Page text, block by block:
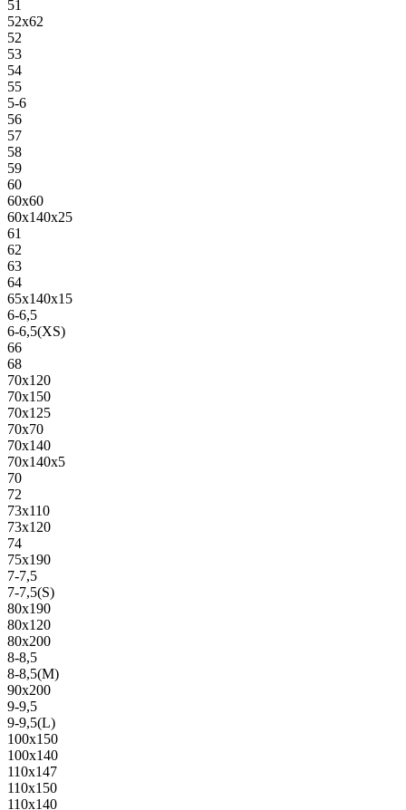
51
52х62
52
53
54
55
5-6
56
57
58
59
60
60х60
60х140х25
61
62
63
64
65х140х15
6-6,5
6-6,5(XS)
66
68
70х120
70х150
70х125
70х70
70х140
70х140х5
70
72
73х110
73х120
74
75х190
7-7,5
7-7,5(S)
80х190
80х120
80х200
8-8,5
8-8,5(M)
90х200
9-9,5
9-9,5(L)
100х150
100х140
110х147
110х150
110х140